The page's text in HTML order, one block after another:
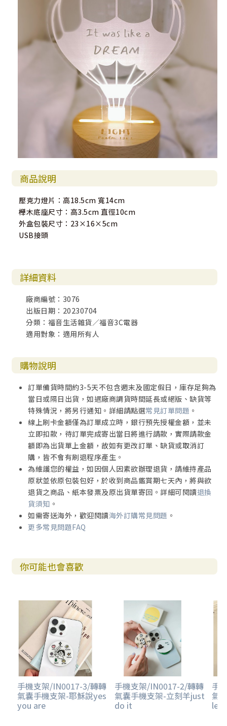
商品說明
壓克力燈片：高18.5cm 寬14cm
櫸木底座尺寸：高3.5cm 直徑10cm
外盒包裝尺寸：23×16×5cm
USB接頭
詳細資料
廠商編號：3076
出版日期：20230704
分類：福音生活雜貨／福音3C電器
適用對象：適用所有人
購物說明
訂單備貨時間約3-5天不包含週末及國定假日，庫存足夠為
當日或隔日出貨，如遇廠商調貨時間延長或絕版、缺貨等
特殊情況，將另行通知。詳細請點選常見訂單問題 。
線上刷卡金額僅為訂單成立時，銀行預先授權金額，並未
立即扣款，待訂單完成寄出當日將進行請款，實際請款金
額即為出貨單上金額，故如有更改訂單、缺貨或取消訂
購，皆不會有刷退程序產生。
為維護您的權益，如因個人因素欲辦理退貨，請維持產品
原狀並依原包裝包好，於收到商品鑑賞期七天內，將與欲
退貨之商品、紙本發票及原出貨單寄回。詳細可閱讀退換
貨須知 。
如需寄送海外，歡迎閱讀海外訂購常見問題 。
更多常見問題FAQ
你可能也會喜歡
手機支架/IN0017-3/轉轉
氣囊手機支架-耶穌說yes
you are
手機支架/IN0017-2/轉轉
氣囊手機支架-立刻羊just
do it
手
氣